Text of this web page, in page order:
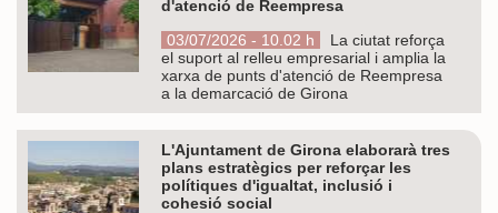
d'atenció de Reempresa
03/07/2026 - 10.02 h
La ciutat reforça
el suport al relleu empresarial i amplia la
xarxa de punts d'atenció de Reempresa
a la demarcació de Girona
L'Ajuntament de Girona elaborarà tres
plans estratègics per reforçar les
polítiques d'igualtat, inclusió i
cohesió social